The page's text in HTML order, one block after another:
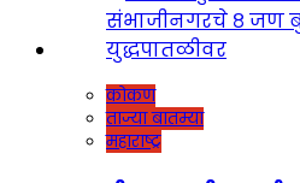
कोकण
ताज्या बातम्या
महाराष्ट्र